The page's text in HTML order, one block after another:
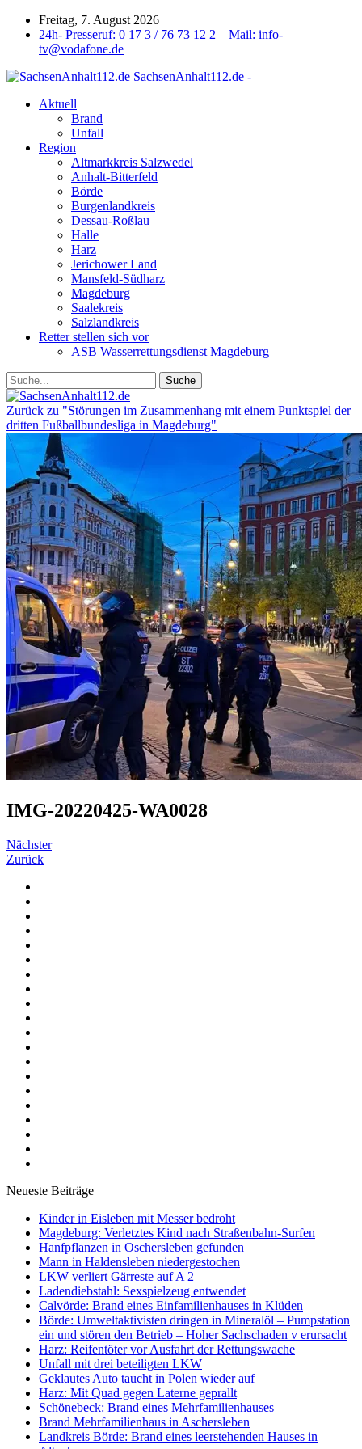
Freitag, 7. August 2026
24h- Presseruf: 0 17 3 / 76 73 12 2 – Mail: info-
tv@vodafone.de
SachsenAnhalt112.de -
Aktuell
Brand
Unfall
Region
Altmarkkreis Salzwedel
Anhalt-Bitterfeld
Börde
Burgenlandkreis
Dessau-Roßlau
Halle
Harz
Jerichower Land
Mansfeld-Südharz
Magdeburg
Saalekreis
Salzlandkreis
Retter stellen sich vor
ASB Wasserrettungsdienst Magdeburg
Zurück zu "Störungen im Zusammenhang mit einem Punktspiel der
dritten Fußballbundesliga in Magdeburg"
IMG-20220425-WA0028
Nächster
Zurück
Neueste Beiträge
Kinder in Eisleben mit Messer bedroht
Magdeburg: Verletztes Kind nach Straßenbahn-Surfen
Hanfpflanzen in Oschersleben gefunden
Mann in Haldensleben niedergestochen
LKW verliert Gärreste auf A 2
Ladendiebstahl: Sexspielzeug entwendet
Calvörde: Brand eines Einfamilienhauses in Klüden
Börde: Umweltaktivisten dringen in Mineralöl – Pumpstation
ein und stören den Betrieb – Hoher Sachschaden v erursacht
Harz: Reifentöter vor Ausfahrt der Rettungswache
Unfall mit drei beteiligten LKW
Geklautes Auto taucht in Polen wieder auf
Harz: Mit Quad gegen Laterne geprallt
Schönebeck: Brand eines Mehrfamilienhauses
Brand Mehrfamilienhaus in Aschersleben
Landkreis Börde: Brand eines leerstehenden Hauses in